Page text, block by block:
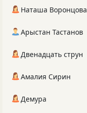
Наташа Воронцова
Арыстан Тастанов
Двенадцать струн
Амалия Сирин
Демура